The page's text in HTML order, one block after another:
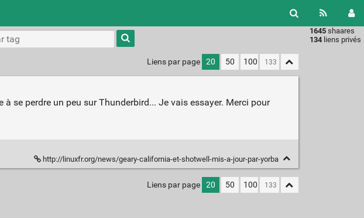
1645 shaares
134 liens privés
Type 1 or
more
characters
results.
Liens par page 20 50 100
se perdre un peu sur Thunderbird... Je vais essayer. Merci pour
http://linuxfr.org/news/geary-california-et-shotwell-mis-a-jour-par-yorba
Liens par page 20 50 100